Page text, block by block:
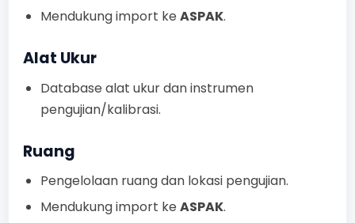
Mendukung import keASPAK.
Alat Ukur
Database alat ukur dan instrumen
pengujian/kalibrasi.
Ruang
Pengelolaan ruang dan lokasi pengujian.
Mendukung import keASPAK.